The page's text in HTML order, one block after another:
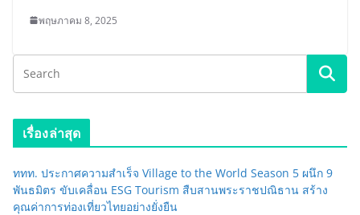
พฤษภาคม 8, 2025
เรื่องล่าสุด
ททท. ประกาศความสำเร็จ Village to the World Season 5 ผนึก 9
พันธมิตร ขับเคลื่อน ESG Tourism สืบสานพระราชปณิธาน สร้าง
คุณค่าการท่องเที่ยวไทยอย่างยั่งยืน